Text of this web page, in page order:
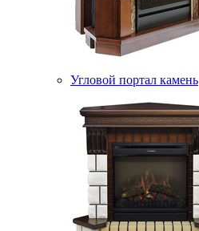
Угловой портал камень